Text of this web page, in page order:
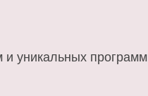
и уникальных программ